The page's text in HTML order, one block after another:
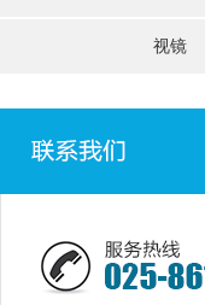
视镜